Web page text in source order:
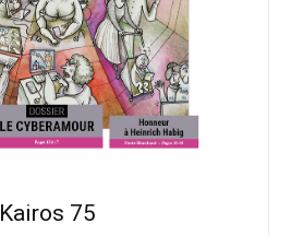
Kairos 75